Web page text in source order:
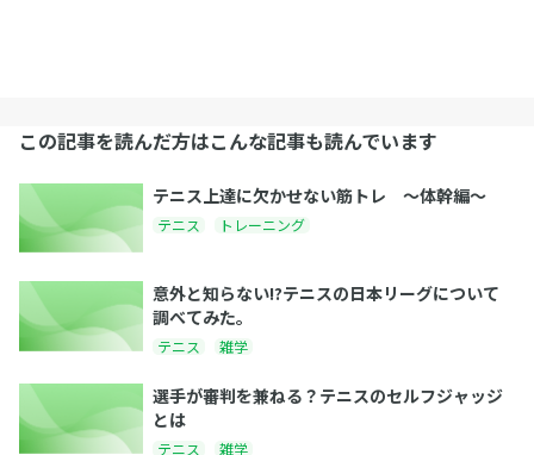
この記事を読んだ方はこんな記事も読んでいます
テニス上達に欠かせない筋トレ 〜体幹編〜
テニス トレーニング
意外と知らない!?テニスの日本リーグについて
調べてみた。
テニス 雑学
選手が審判を兼ねる？テニスのセルフジャッジ
とは
テニス 雑学